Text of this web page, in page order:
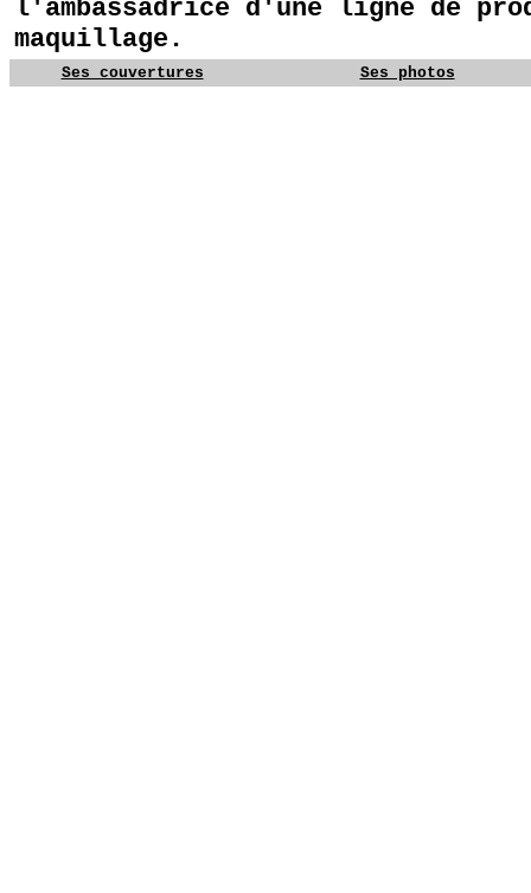
l'ambassadrice d'une ligne de
maquillage.
Ses couvertures Ses photos